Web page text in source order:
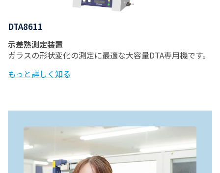
DTA8611
示差熱測定装置
ガラスの形状変化の測定に最適な大容量DTA専用機です。
もっと詳しく知る